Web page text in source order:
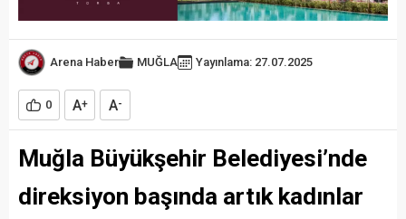
Arena Haber MUĞLA Yayınlama: 27.07.2025
0 A+ A-
Muğla Büyükşehir Belediyesi’nde
direksiyon başında artık kadınlar